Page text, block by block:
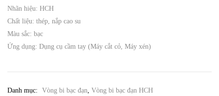
Nhãn hiệu: HCH
Chất liệu: thép, nắp cao su
Màu sắc: bạc
Ứng dụng: Dụng cụ cầm tay (Máy cắt cỏ, Máy xén)
Danh mục: Vòng bi bạc đạn, Vòng bi bạc đạn HCH